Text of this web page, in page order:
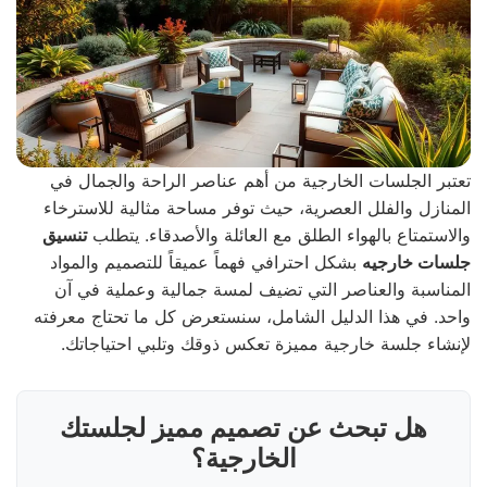
تعتبر الجلسات الخارجية من أهم عناصر الراحة والجمال في
المنازل والفلل العصرية، حيث توفر مساحة مثالية للاسترخاء
والاستمتاع بالهواء الطلق مع العائلة والأصدقاء. يتطلبتنسيق
جلسات خارجيه بشكل احترافي فهماً عميقاً للتصميم والمواد
المناسبة والعناصر التي تضيف لمسة جمالية وعملية في آن
واحد. في هذا الدليل الشامل، سنستعرض كل ما تحتاج معرفته
لإنشاء جلسة خارجية مميزة تعكس ذوقك وتلبي احتياجاتك.
هل تبحث عن تصميم مميز لجلستك
الخارجية؟